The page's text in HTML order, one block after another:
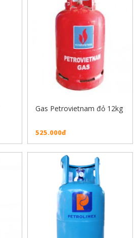
Gas Petrovietnam đỏ 12kg
525.000đ